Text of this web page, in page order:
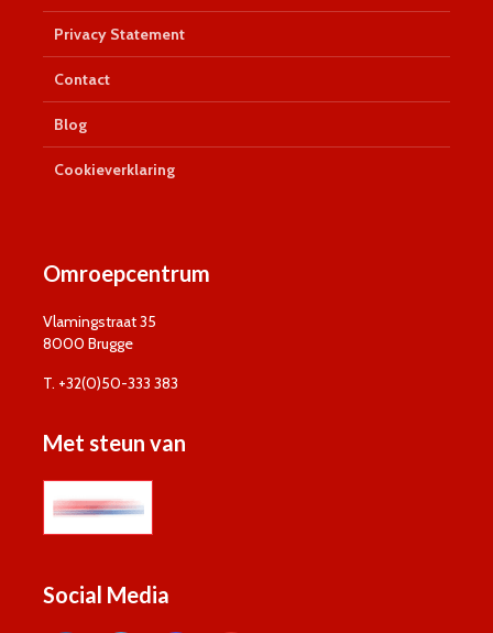
Privacy Statement
Contact
Blog
Cookieverklaring
Omroepcentrum
Vlamingstraat 35
8000 Brugge
T. +32(0)50-333 383
Met steun van
Social Media